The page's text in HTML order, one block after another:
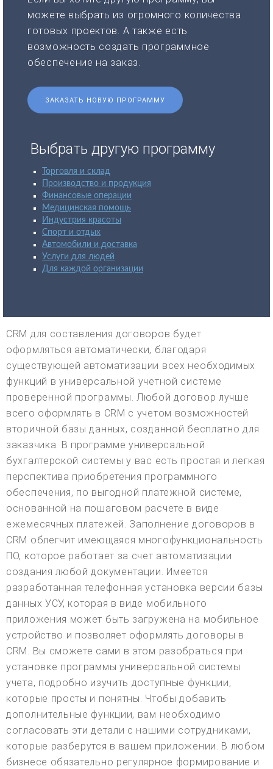
можете выбрать из огромного количества
готовых проектов. А также есть
возможность создать программное
обеспечение на заказ.
ЗАКАЗАТЬ НОВУЮ ПРОГРАММУ
Выбрать другую программу
Торговля и склад
Производство и продукция
Финансовые операции
Медицинская помощь
Индустрия красоты
Спорт и отдых
Автомобили и доставка
Услуги для людей
Для каждой организации
CRM для составления договоров будет
оформляться автоматически, благодаря
существующей автоматизации всех необходимых
функций в универсальной учетной системе
проверенной программы. Любой договор лучше
всего оформлять в CRM с учетом возможностей
вторичной базы данных, созданной бесплатно для
заказчика. В программе универсальной
бухгалтерской системы у вас есть простая и легкая
перспектива приобретения программного
обеспечения, по выгодной платежной системе,
основанной на пошаговом расчете в виде
ежемесячных платежей. Заполнение договоров в
CRM облегчит имеющаяся многофункциональность
ПО, которое работает за счет автоматизации
создания любой документации. Имеется
разработанная телефонная установка версии базы
данных УСУ, которая в виде мобильного
приложения может быть загружена на мобильное
устройство и позволяет оформлять договоры в
CRM. Вы сможете сами в этом разобраться при
установке программы универсальной системы
учета, подробно изучить доступные функции,
которые просты и понятны. Чтобы добавить
дополнительные функции, вам необходимо
согласовать эти детали с нашими сотрудниками,
которые разберутся в вашем приложении. В любом
бизнесе обязательно регулярное формирование и